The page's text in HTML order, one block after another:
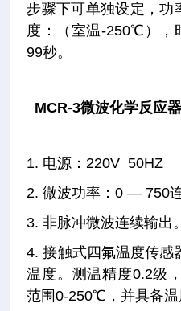
步骤下可单独设定，功
度：（室温-250℃），
99秒。
MCR-3微波化学反应
1. 电源：220V 50HZ
2. 微波功率：0 — 750
3. 非脉冲微波连续输出。
4. 接触式四氟温度传感
温度。测温精度0.2级
范围0-250℃，并具备温